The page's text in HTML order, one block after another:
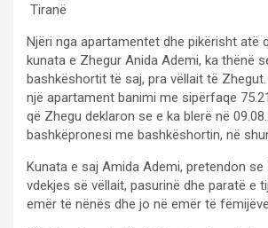
Tiranë
Njëri nga apartamentet dhe pikërisht atë
kunata e Zhegur Anida Ademi, ka thënë
bashkëshortit të saj, pra vëllait të
një apartament banimi me sipërfaqe
që Zhegu deklaron se e ka blerë në
bashkëpronesi me bashkëshortin, në
Kunata e saj Amida Ademi, pretendon se
vdekjes së vëllait, pasurinë dhe paratë e
emër të nënës dhe jo në emër të